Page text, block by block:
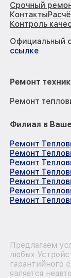
Срочный
Контакты
Контроль
Официальный
ссылке
Ремонт
Ремонт
Филиал в
Ремонт
Ремонт
Ремонт
Ремонт
Ремонт
Ремонт
Ремонт
Предлагаем
любых
гарантийного
является